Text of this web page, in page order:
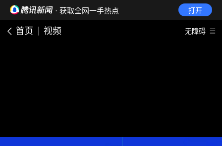
· 获取全网一手热点 打开
首页 视频 无障碍